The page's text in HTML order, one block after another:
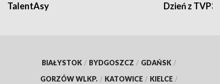
TalentAsy Dzień z TVP3
BIAŁYSTOK / BYDGOSZCZ / GDAŃSK /
GORZÓW WLKP. / KATOWICE / KIELCE /